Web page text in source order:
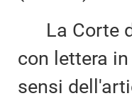
La Corte
con lettera
sensi